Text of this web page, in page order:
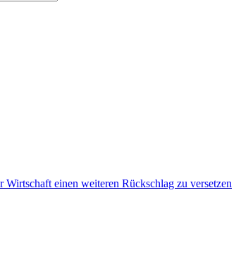
einen weiteren Rückschlag zu versetzen